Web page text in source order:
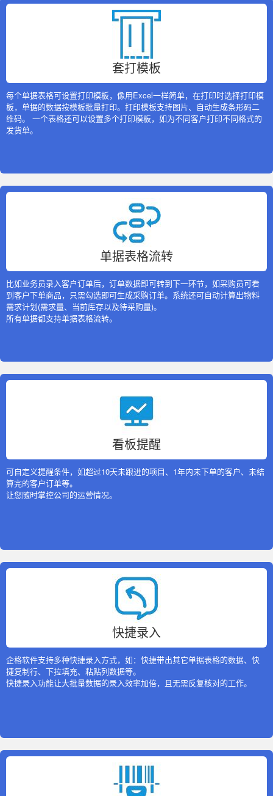
套打模板
每个单据表格可设置打印模板，像用Excel一样简单，在打印时选择打印模
板，单据的数据按模板批量打印。打印模板支持图片、自动生成条形码二
维码。 一个表格还可以设置多个打印模板，如为不同客户打印不同格式的
发货单。
单据表格流转
比如业务员录入客户订单后，订单数据即可转到下一环节，如采购员可看
到客户下单商品，只需勾选即可生成采购订单。系统还可自动计算出物料
需求计划(需求量、当前库存以及待采购量)。
所有单据都支持单据表格流转。
看板提醒
可自定义提醒条件，如超过10天未跟进的项目、1年内未下单的客户、未结
算完的客户订单等。
让您随时掌控公司的运营情况。
快捷录入
企格软件支持多种快捷录入方式，如：快捷带出其它单据表格的数据、快
捷复制行、下拉填充、粘贴列数据等。
快捷录入功能让大批量数据的录入效率加倍，且无需反复核对的工作。